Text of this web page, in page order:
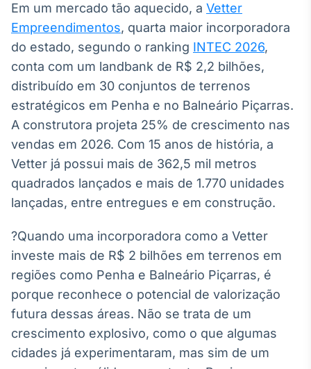
Widgets
Componentes
para conteúdos e
Broadcast
Wallboard
Conteúdos e
dados para
displays e telas
Curadoria
Curadoria de
conteúdos
Soluções de
Tecnologia
Broadcast
Em um mercado tão aquecido, a Vetter
Empreendimentos, quarta maior incorporadora
do estado, segundo o ranking INTEC 2026,
conta com um landbank de R$ 2,2 bilhões,
distribuído em 30 conjuntos de terrenos
estratégicos em Penha e no Balneário Piçarras.
A construtora projeta 25% de crescimento nas
vendas em 2026. Com 15 anos de história, a
Vetter já possui mais de 362,5 mil metros
quadrados lançados e mais de 1.770 unidades
lançadas, entre entregues e em construção.
?Quando uma incorporadora como a Vetter
investe mais de R$ 2 bilhões em terrenos em
regiões como Penha e Balneário Piçarras, é
porque reconhece o potencial de valorização
futura dessas áreas. Não se trata de um
crescimento explosivo, como o que algumas
cidades já experimentaram, mas sim de um